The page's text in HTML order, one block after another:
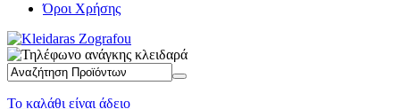
Όροι Χρήσης
Το καλάθι είναι άδειο